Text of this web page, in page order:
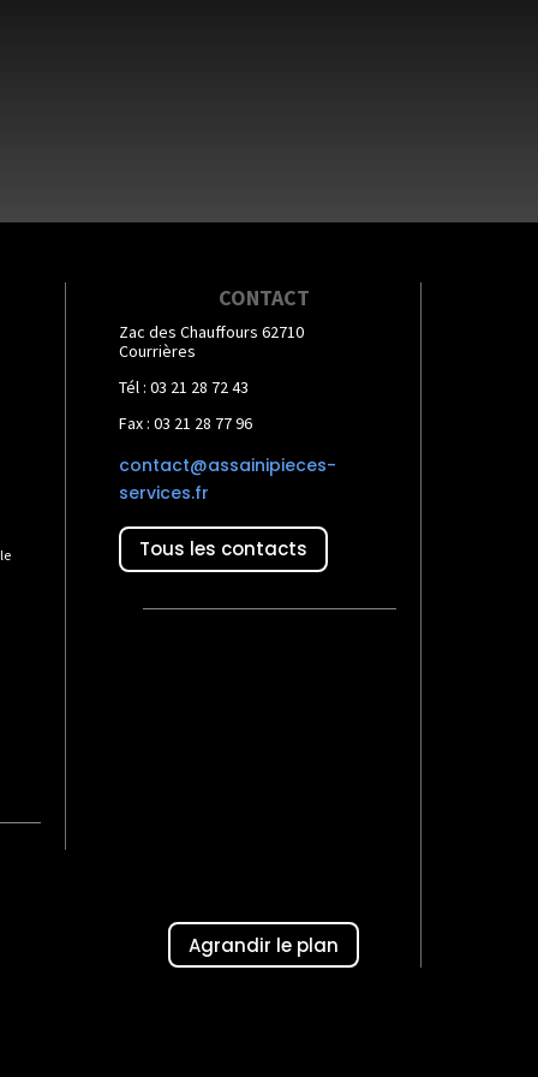
CONTACT
Zac des Chauffours 62710
Courrières
Tél : 03 21 28 72 43
Fax : 03 21 28 77 96
contact@assainipieces-
services.fr
Tous les contacts
Agrandir le plan